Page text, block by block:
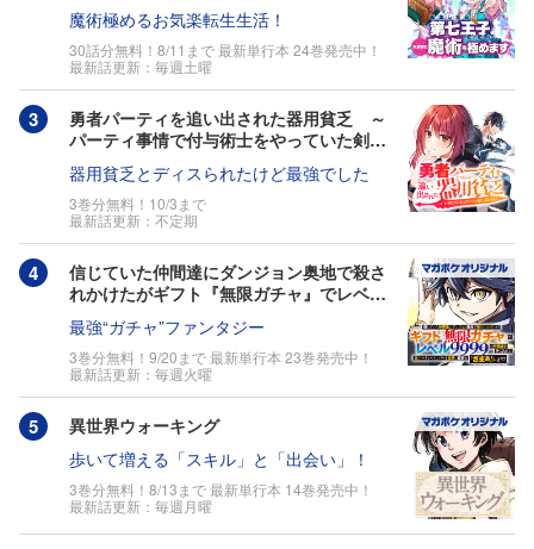
魔術極めるお気楽転生生活！
30話分無料！8/11まで 最新単行本 24巻発売中！
最新話更新：毎週土曜
勇者パーティを追い出された器用貧乏 ～
パーティ事情で付与術士をやっていた剣
士、万能へと至る～
器用貧乏とディスられたけど最強でした
3巻分無料！10/3まで
最新話更新：不定期
信じていた仲間達にダンジョン奥地で殺さ
れかけたがギフト『無限ガチャ』でレベル9
999の仲間達を手に入れて元パーティーメ
ンバーと世界に復讐＆『ざまぁ！』しま
す！
最強“ガチャ”ファンタジー
3巻分無料！9/20まで 最新単行本 23巻発売中！
最新話更新：毎週火曜
異世界ウォーキング
歩いて増える「スキル」と「出会い」！
3巻分無料！8/13まで 最新単行本 14巻発売中！
最新話更新：毎週月曜